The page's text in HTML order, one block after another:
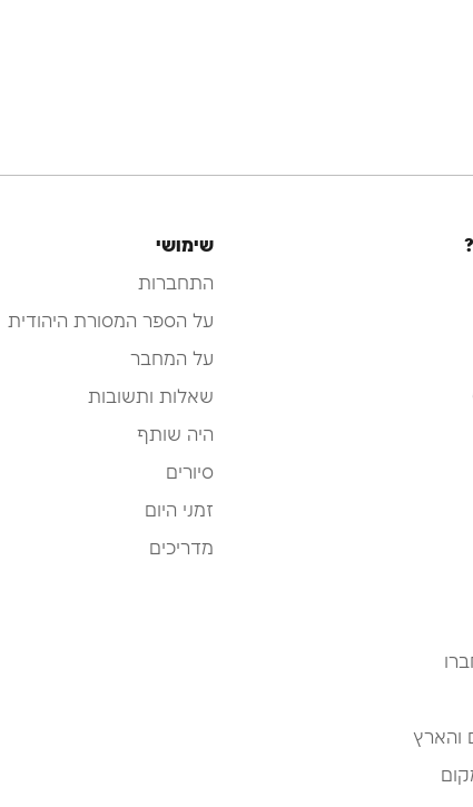
שימושי
התחברות
על הספר המסורת היהודית
על המחבר
שאלות ותשובות
היה שותף
סיורים
זמני היום
מדריכים
והארץ